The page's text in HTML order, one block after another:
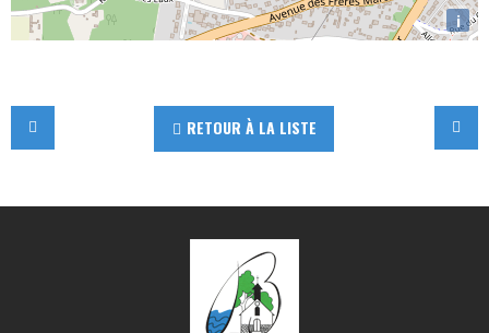
i
RETOUR À LA LISTE